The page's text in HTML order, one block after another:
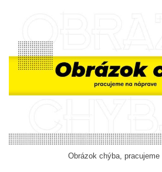
Obrázok chýba, pracujeme